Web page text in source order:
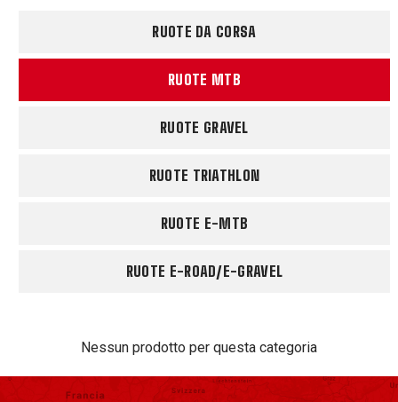
RUOTE DA CORSA
RUOTE MTB
RUOTE GRAVEL
RUOTE TRIATHLON
RUOTE E-MTB
RUOTE E-ROAD/E-GRAVEL
Nessun prodotto per questa categoria